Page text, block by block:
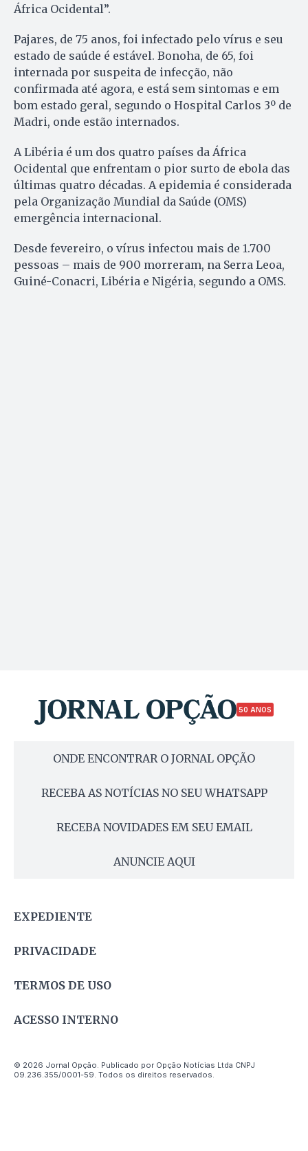
África Ocidental”.
Pajares, de 75 anos, foi infectado pelo vírus e seu
estado de saúde é estável. Bonoha, de 65, foi
internada por suspeita de infecção, não
confirmada até agora, e está sem sintomas e em
bom estado geral, segundo o Hospital Carlos 3º de
Madri, onde estão internados.
A Libéria é um dos quatro países da África
Ocidental que enfrentam o pior surto de ebola das
últimas quatro décadas. A epidemia é considerada
pela Organização Mundial da Saúde (OMS)
emergência internacional.
Desde fevereiro, o vírus infectou mais de 1.700
pessoas – mais de 900 morreram, na Serra Leoa,
Guiné-Conacri, Libéria e Nigéria, segundo a OMS.
50 ANOS
ONDE ENCONTRAR O JORNAL OPÇÃO
RECEBA AS NOTÍCIAS NO SEU WHATSAPP
RECEBA NOVIDADES EM SEU EMAIL
ANUNCIE AQUI
EXPEDIENTE
PRIVACIDADE
TERMOS DE USO
ACESSO INTERNO
© 2026 Jornal Opção. Publicado por Opção Notícias Ltda CNPJ
09.236.355/0001-59. Todos os direitos reservados.